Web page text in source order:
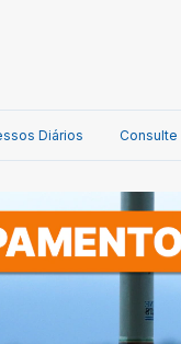
Diários Consulte